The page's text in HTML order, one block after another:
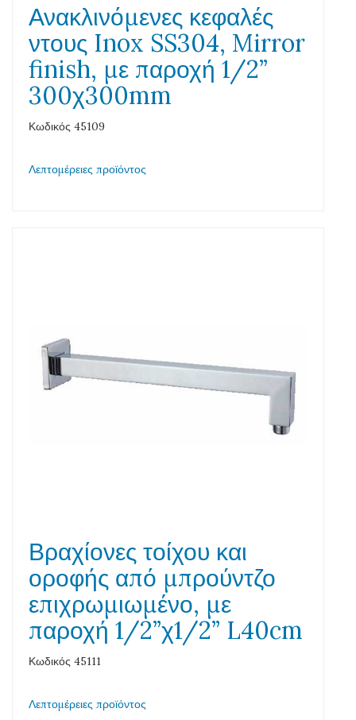
Ανακλινόμενες κεφαλές
ντους Inox SS304, Mirror
finish, με παροχή 1/2”
300χ300mm
Κωδικός 45109
Λεπτομέρειες προϊόντος
Βραχίονες τοίχου και
οροφής από μπρούντζο
επιχρωμιωμένο, με
παροχή 1/2”χ1/2” L40cm
Κωδικός 45111
Λεπτομέρειες προϊόντος